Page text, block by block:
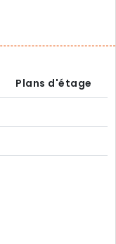
Plans d'étage